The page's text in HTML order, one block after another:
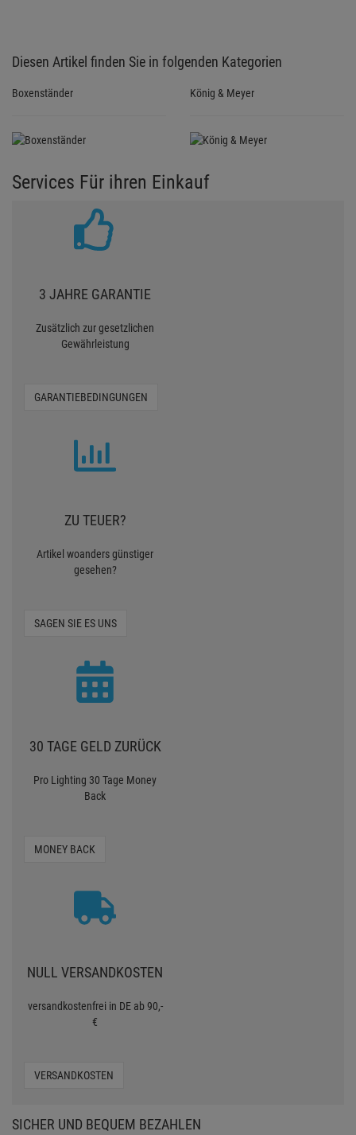
Diesen Artikel finden Sie in folgenden Kategorien
Boxenständer König & Meyer
Services Für ihren Einkauf
3 JAHRE GARANTIE
Zusätzlich zur gesetzlichen
Gewährleistung
GARANTIEBEDINGUNGEN
ZU TEUER?
Artikel woanders günstiger
gesehen?
SAGEN SIE ES UNS
30 TAGE GELD ZURÜCK
Pro Lighting 30 Tage Money
Back
MONEY BACK
NULL VERSANDKOSTEN
versandkostenfrei in DE ab 90,-
€
VERSANDKOSTEN
SICHER UND BEQUEM BEZAHLEN